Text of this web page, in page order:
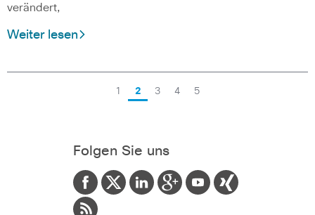
verändert,
Weiter lesen
1 2 3 4 5
Folgen Sie uns